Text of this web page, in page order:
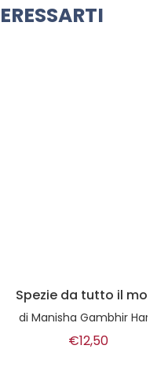
il mondo
Harkins